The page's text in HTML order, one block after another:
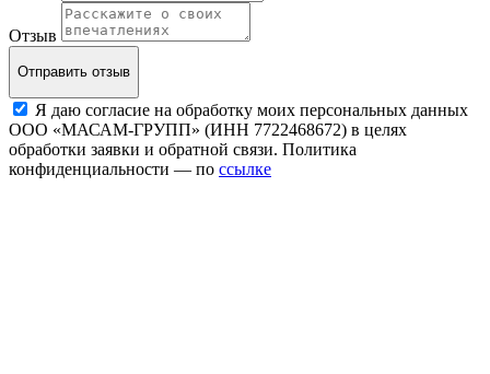
Отзыв
Отправить отзыв
Я даю согласие на обработку моих персональных данных
ООО «МАСАМ-ГРУПП» (ИНН 7722468672) в целях
обработки заявки и обратной связи. Политика
конфиденциальности — по ссылке